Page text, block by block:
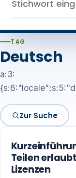
TAG
Deutsch
a:3:
Zur Suche
Teilen
Lizenzen